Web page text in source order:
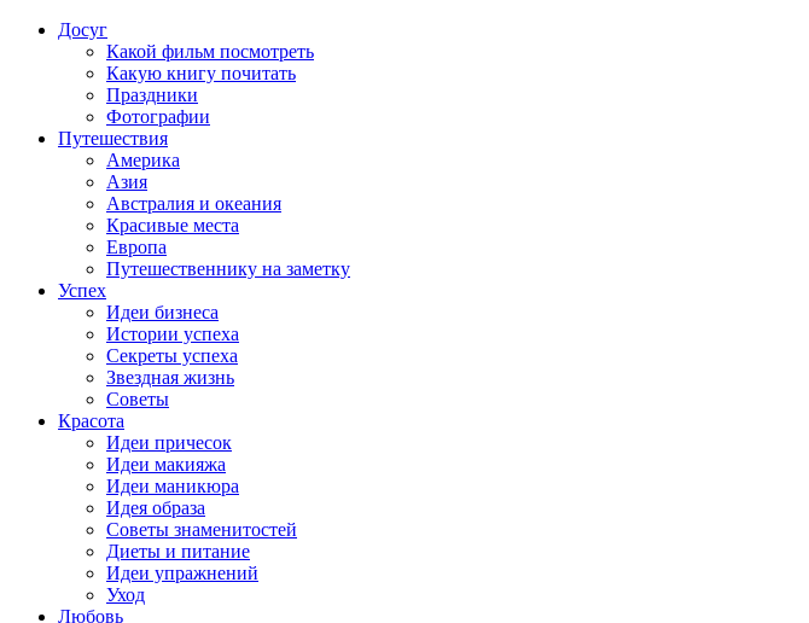
Досуг
Какой фильм посмотреть
Какую книгу почитать
Праздники
Фотографии
Путешествия
Америка
Азия
Австралия и океания
Красивые места
Европа
Путешественнику на заметку
Успех
Идеи бизнеса
Истории успеха
Секреты успеха
Звездная жизнь
Советы
Красота
Идеи причесок
Идеи макияжа
Идеи маникюра
Идея образа
Советы знаменитостей
Диеты и питание
Идеи упражнений
Уход
Любовь